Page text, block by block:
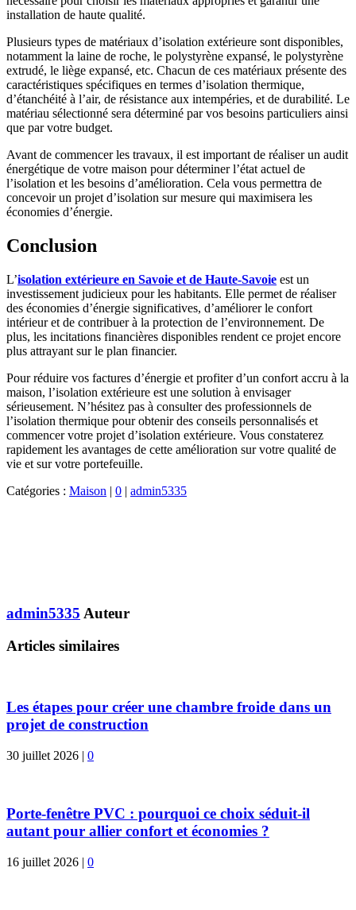
installation de haute qualité.
Plusieurs types de matériaux d’isolation extérieure sont disponibles,
notamment la laine de roche, le polystyrène expansé, le polystyrène
extrudé, le liège expansé, etc. Chacun de ces matériaux présente des
caractéristiques spécifiques en termes d’isolation thermique,
d’étanchéité à l’air, de résistance aux intempéries, et de durabilité. Le
matériau sélectionné sera déterminé par vos besoins particuliers ainsi
que par votre budget.
Avant de commencer les travaux, il est important de réaliser un audit
énergétique de votre maison pour déterminer l’état actuel de
l’isolation et les besoins d’amélioration. Cela vous permettra de
concevoir un projet d’isolation sur mesure qui maximisera les
économies d’énergie.
Conclusion
L’isolation extérieure en Savoie et de Haute-Savoie est un
investissement judicieux pour les habitants. Elle permet de réaliser
des économies d’énergie significatives, d’améliorer le confort
intérieur et de contribuer à la protection de l’environnement. De
plus, les incitations financières disponibles rendent ce projet encore
plus attrayant sur le plan financier.
Pour réduire vos factures d’énergie et profiter d’un confort accru à la
maison, l’isolation extérieure est une solution à envisager
sérieusement. N’hésitez pas à consulter des professionnels de
l’isolation thermique pour obtenir des conseils personnalisés et
commencer votre projet d’isolation extérieure. Vous constaterez
rapidement les avantages de cette amélioration sur votre qualité de
vie et sur votre portefeuille.
Catégories : Maison | 0 | admin5335
admin5335 Auteur
Articles similaires
Les étapes pour créer une chambre froide dans un
projet de construction
30 juillet 2026 | 0
Porte-fenêtre PVC : pourquoi ce choix séduit-il
autant pour allier confort et économies ?
16 juillet 2026 | 0